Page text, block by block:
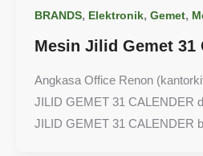
BRANDS, Elektronik, Gemet,
Mesin Jilid Gemet 31
Angkasa Office Renon
JILID GEMET 31 CALENDER
JILID GEMET 31 CALENDER